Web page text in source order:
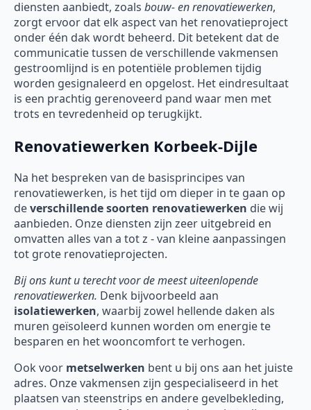
diensten aanbiedt, zoals bouw- en renovatiewerken,
zorgt ervoor dat elk aspect van het renovatieproject
onder één dak wordt beheerd. Dit betekent dat de
communicatie tussen de verschillende vakmensen
gestroomlijnd is en potentiële problemen tijdig
worden gesignaleerd en opgelost. Het eindresultaat
is een prachtig gerenoveerd pand waar men met
trots en tevredenheid op terugkijkt.
Renovatiewerken Korbeek-Dijle
Na het bespreken van de basisprincipes van
renovatiewerken, is het tijd om dieper in te gaan op
deverschillende soorten renovatiewerken die wij
aanbieden. Onze diensten zijn zeer uitgebreid en
omvatten alles van a tot z - van kleine aanpassingen
tot grote renovatieprojecten.
Bij ons kunt u terecht voor de meest uiteenlopende
renovatiewerken. Denk bijvoorbeeld aan
isolatiewerken, waarbij zowel hellende daken als
muren geïsoleerd kunnen worden om energie te
besparen en het wooncomfort te verhogen.
Ook voor metselwerken bent u bij ons aan het juiste
adres. Onze vakmensen zijn gespecialiseerd in het
plaatsen van steenstrips en andere gevelbekleding,